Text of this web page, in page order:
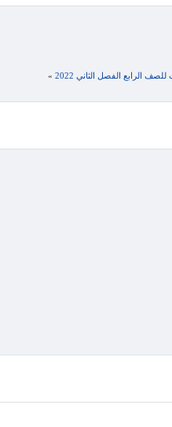
الرابع الفصل الثاني 2022 »